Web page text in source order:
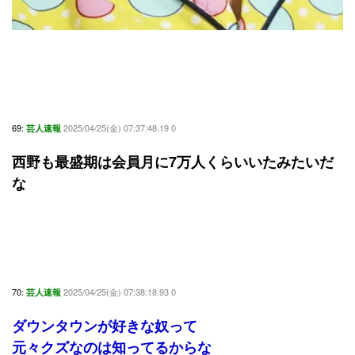
69: 芸人速報 2025/04/25(金) 07:37:48.19 0
西野も最盛期は会員月に7万人くらいいたみたいだ
な
70: 芸人速報 2025/04/25(金) 07:38:18.93 0
ダウンタウンが好きな奴って
元々クズなのは知ってるからな